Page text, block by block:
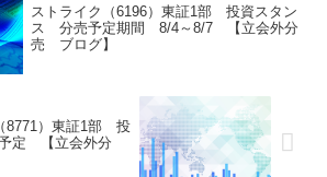
ストライク（6196）東証1部 投資スタン
ス 分売予定期間 8/4～8/7 【立会外分
売 ブログ】
8771）東証1部 投
定 【立会外分